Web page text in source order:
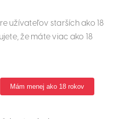
užívateľov starších ako 18
že máte viac ako 18
Mám menej ako 18 rokov